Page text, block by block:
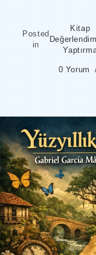
Posted
in
Kitap
0 Yorum